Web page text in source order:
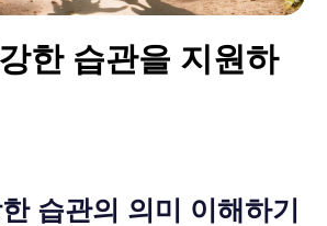
한 습관을 지원하
습관의 의미 이해하기